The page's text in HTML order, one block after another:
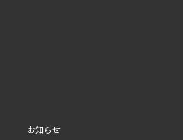
お知らせ